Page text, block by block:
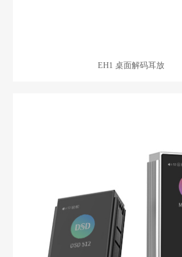
EH1 桌面解码耳放